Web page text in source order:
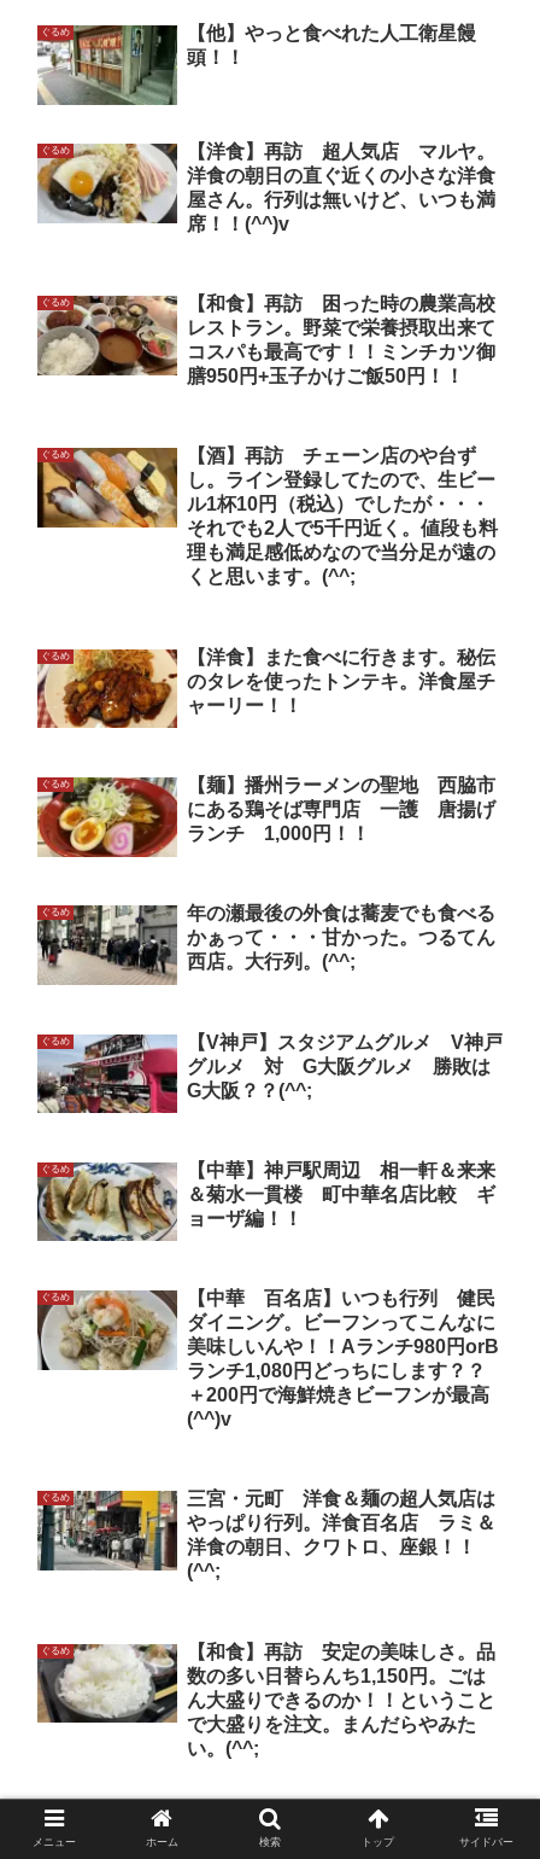
ぐるめ
【他】やっと食べれた人工衛星饅
頭！！
ぐるめ
【洋食】再訪 超人気店 マルヤ。
洋食の朝日の直ぐ近くの小さな洋食
屋さん。行列は無いけど、いつも満
席！！(^^)v
ぐるめ
【和食】再訪 困った時の農業高校
レストラン。野菜で栄養摂取出来て
コスパも最高です！！ミンチカツ御
膳950円+玉子かけご飯50円！！
ぐるめ
【酒】再訪 チェーン店のや台ず
し。ライン登録してたので、生ビー
ル1杯10円（税込）でしたが・・・
それでも2人で5千円近く。値段も料
理も満足感低めなので当分足が遠の
くと思います。(^^;
ぐるめ
【洋食】また食べに行きます。秘伝
のタレを使ったトンテキ。洋食屋チ
ャーリー！！
ぐるめ
【麺】播州ラーメンの聖地 西脇市
にある鶏そば専門店 一護 唐揚げ
ランチ 1,000円！！
ぐるめ
年の瀬最後の外食は蕎麦でも食べる
かぁって・・・甘かった。つるてん
西店。大行列。(^^;
ぐるめ
【V神戸】スタジアムグルメ V神戸
グルメ 対 G大阪グルメ 勝敗は
G大阪？？(^^;
ぐるめ
【中華】神戸駅周辺 相一軒＆来来
＆菊水一貫楼 町中華名店比較 ギ
ョーザ編！！
ぐるめ
【中華 百名店】いつも行列 健民
ダイニング。ビーフンってこんなに
美味しいんや！！Aランチ980円orB
ランチ1,080円どっちにします？？
＋200円で海鮮焼きビーフンが最高
(^^)v
ぐるめ
三宮・元町 洋食＆麺の超人気店は
やっぱり行列。洋食百名店 ラミ＆
洋食の朝日、クワトロ、座銀！！
(^^;
ぐるめ
【和食】再訪 安定の美味しさ。品
数の多い日替らんち1,150円。ごは
ん大盛りできるのか！！ということ
で大盛りを注文。まんだらやみた
い。(^^;
ぐるめ
海鮮居酒屋 ばんしゅう港 ＠加東
市 滝野駅前！！
メニュー ホーム 検索 トップ サイドバー